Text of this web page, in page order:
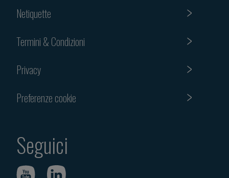
Netiquette
Termini & Condizioni
Privacy
Preferenze cookie
Seguici